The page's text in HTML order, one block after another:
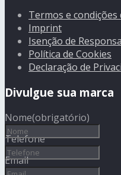
Termos e condições
Imprint
Isenção de
Política de Cookies
Declaração de
Divulgue sua marca
Nome(obrigatório)
Telefone
Email